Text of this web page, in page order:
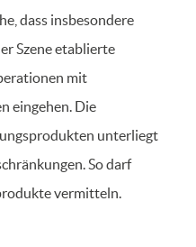
dass insbesondere
Szene etablierte
mit
eingehen. Die
unterliegt
So darf
vermitteln.